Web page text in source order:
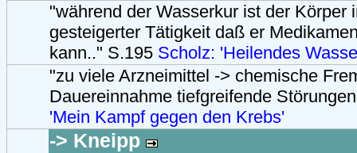
"während der Wasserkur ist der Körper
gesteigerter Tätigkeit daß er
kann.." S.195 Scholz: 'Heilendes
"zu viele Arzneimittel -> chemische
Dauereinnahme tiefgreifende
'Mein Kampf gegen den Krebs'
-> Kneipp